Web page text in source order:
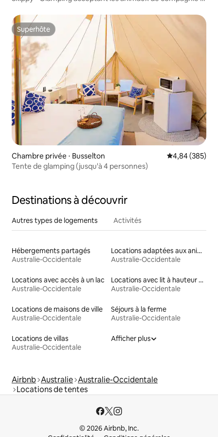
Superhôte
Superhôte
Chambre privée ⋅ Busselton Évaluation
4,84 (385)
Tente de glamping (jusqu'à 4 personnes)
Destinations à découvrir
Autres types de logements Activités
Hébergements partagés
Australie-Occidentale
Locations adaptées aux animaux
Australie-Occidentale
Locations avec accès à un lac
Australie-Occidentale
Locations avec lit à hauteur adaptée
Australie-Occidentale
Locations de maisons de ville
Australie-Occidentale
Séjours à la ferme
Australie-Occidentale
Locations de villas
Australie-Occidentale
Afficher plus
Airbnb Australie Australie-Occidentale
Locations de tentes
© 2026 Airbnb, Inc.